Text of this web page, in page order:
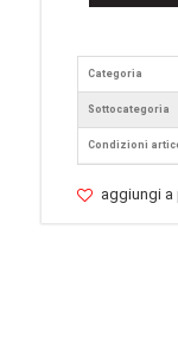
Categoria
Sottocategoria
Condizioni
aggiungi a